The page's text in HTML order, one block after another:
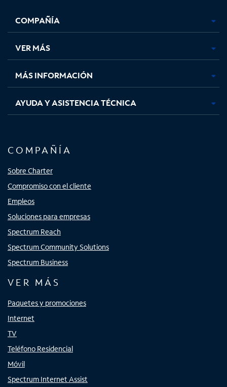
abre
en
pestaña
nueva
abre
en
pestaña
nueva
abre
en
pestaña
nueva
en
nueva
COMPAÑÍA
VER MÁS
MÁS INFORMACIÓN
AYUDA Y ASISTENCIA TÉCNICA
COMPAÑÍA
Sobre Charter
Compromiso con el cliente
Empleos
Soluciones para empresas
Spectrum Reach
Spectrum Community Solutions
Spectrum Business
VER MÁS
Paquetes y promociones
Internet
TV
Teléfono Residencial
Móvil
Spectrum Internet Assist